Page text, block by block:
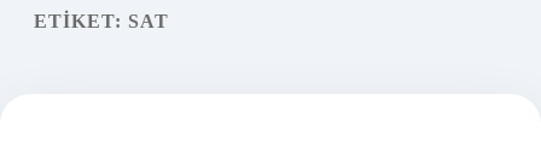
Yasal Uyarı
ETIKET: SAT